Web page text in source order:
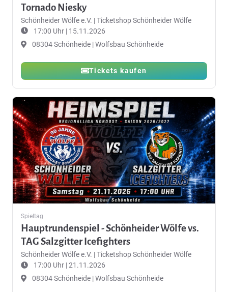
Tornado Niesky
Schönheider Wölfe e.V. |Ticketshop Schönheider Wölfe
17:00 Uhr | 15.11.2026
08304 Schönheide | Wolfsbau Schönheide
Tickets kaufen
Spieltag
Hauptrundenspiel - Schönheider Wölfe vs.
TAG Salzgitter Icefighters
Schönheider Wölfe e.V. |Ticketshop Schönheider Wölfe
17:00 Uhr | 21.11.2026
08304 Schönheide | Wolfsbau Schönheide